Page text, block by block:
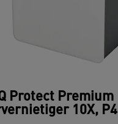
Protect Premium
10X, P4